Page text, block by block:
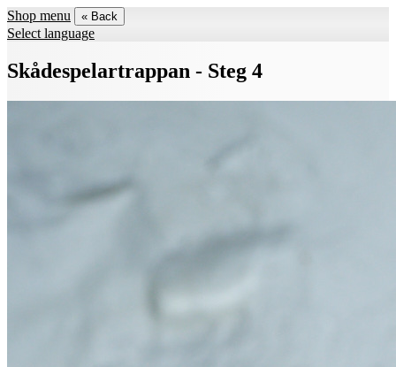
Shop menu « Back
Select language
Skådespelartrappan - Steg 4